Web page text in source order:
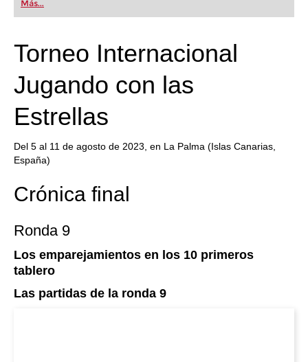
playing at a tournament level: with FRITZ, you can
train more efficiently, intelligently and with a
Más...
Torneo Internacional
Jugando con las
Estrellas
Del 5 al 11 de agosto de 2023, en La Palma (Islas Canarias,
España)
Crónica final
Ronda 9
Los emparejamientos en los 10 primeros
tablero
Las partidas de la ronda 9